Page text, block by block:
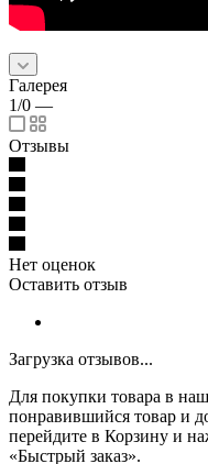
Галерея
1/0 —
Отзывы
Нет оценок
Оставить отзыв
Загрузка отзывов...
Для покупки товара в
понравившийся товар и
перейдите в Корзину и
«Быстрый заказ».